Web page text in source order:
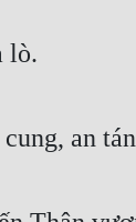
lò.
an